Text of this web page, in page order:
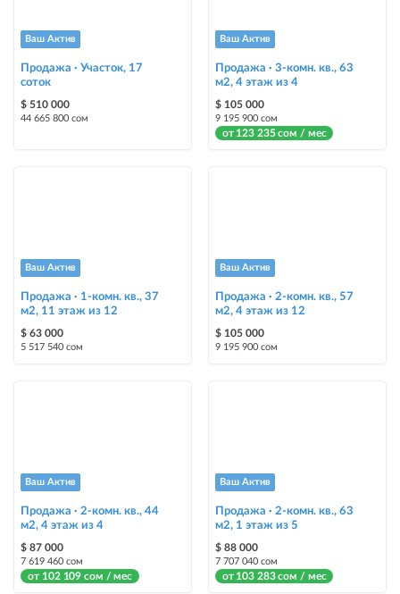
«Срочно»
Стикеры
Яркие стикеры с опциями, выделят ваш объект среди остальных и
помогут продать быстрее
Ваш Актив
Продажа · Участок, 17
соток
$ 510 000
44 665 800 сом
Ваш Актив
Продажа · 3-комн. кв., 63
м2, 4 этаж из 4
$ 105 000
9 195 900 сом
от 123 235 сом / мес
Ваш Актив
Продажа · 1-комн. кв., 37
м2, 11 этаж из 12
$ 63 000
5 517 540 сом
Ваш Актив
Продажа · 2-комн. кв., 57
м2, 4 этаж из 12
$ 105 000
9 195 900 сом
Ваш Актив
Продажа · 2-комн. кв., 44
м2, 4 этаж из 4
$ 87 000
7 619 460 сом
от 102 109 сом / мес
Ваш Актив
Продажа · 2-комн. кв., 63
м2, 1 этаж из 5
$ 88 000
7 707 040 сом
от 103 283 сом / мес